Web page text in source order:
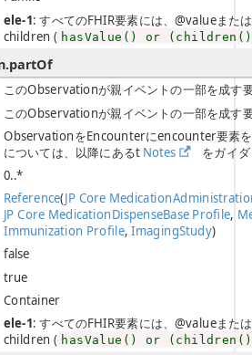
ele-1: すべてのFHIR要素には、@valueま
children ( hasValue() or
このObservationが親イベントの一部を成す
このObservationが親イベントの一部を成す
ObservationをEncounterにencounter要素
については、以降にあるt Notes
をガイダ
0..*
Reference(JP Core
JP Core MedicationDispenseBase Profile,
Immunization Profile,ImagingStudy)
false
true
Container
ele-1: すべてのFHIR要素には、@valueま
children ( hasValue() or